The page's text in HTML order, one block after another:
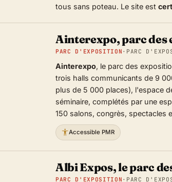
tous sans poteau. Le site est
Ainterexpo, parc des
PARC D'EXPOSITION · PARC
Ainterexpo, le parc des
trois halls communicants de 9
plus de 5 000 places), l'espace
séminaire, complétés par une
150 salons, congrès, spectacles
Accessible PMR
Albi Expos, le parc
PARC D'EXPOSITION · PARC